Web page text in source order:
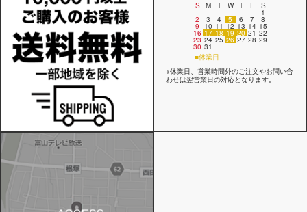
S M T W T F S
1
2 3 4 5 6 7 8
9 10 11 12 13 14 15
16 17 18 19 20 21 22
23 24 25 26 27 28 29
30 31
■休業日
※休業日、営業時間外のご注文やお問い合
わせは翌営業日の対応となります。